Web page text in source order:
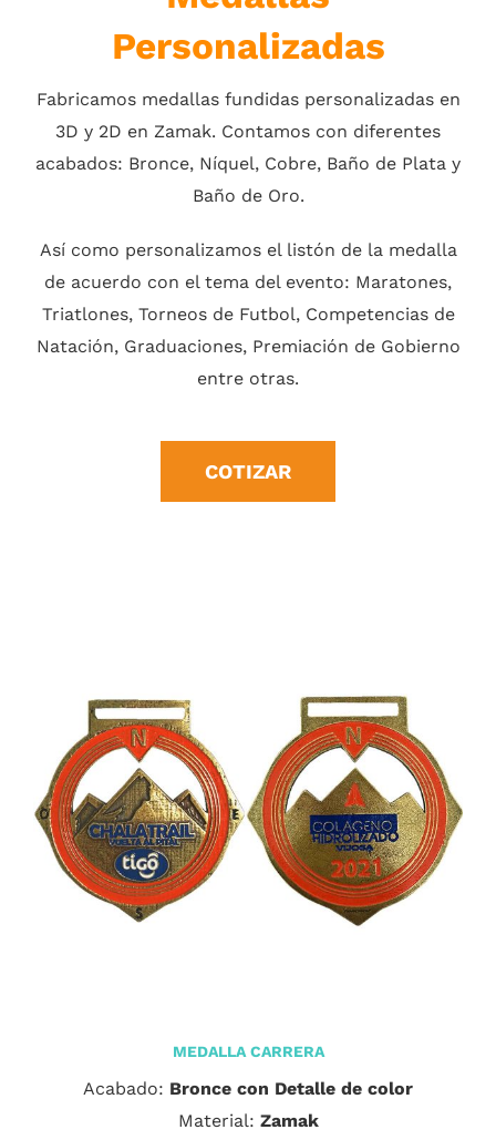
Personalizadas
Fabricamos medallas fundidas personalizadas en
3D y 2D en Zamak. Contamos con diferentes
acabados: Bronce, Níquel, Cobre, Baño de Plata y
Baño de Oro.
Así como personalizamos el listón de la medalla
de acuerdo con el tema del evento: Maratones,
Triatlones, Torneos de Futbol, Competencias de
Natación, Graduaciones, Premiación de Gobierno
entre otras.
COTIZAR
MEDALLA CARRERA
Acabado: Bronce con Detalle de color
Material: Zamak